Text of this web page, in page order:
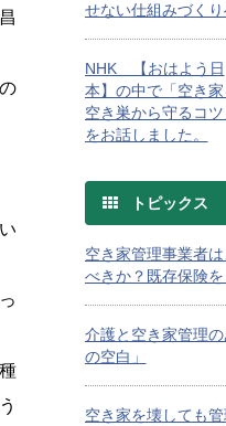
せない仕組みづく
NHK 【おはよう日
本】の中で「空き家
空き巣から守るコツ
をお話しました。
トピックス
空き家管理事業者
べきか？既存保険を
介護と空き家管理
の空白」
空き家を壊しても